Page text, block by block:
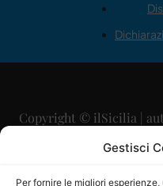
Gestisci
Per fornire le migliori
Copyright © ilSicilia |